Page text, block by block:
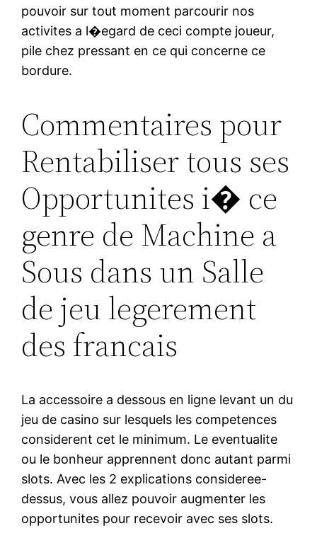
pouvoir sur tout moment parcourir nos
activites a l�egard de ceci compte joueur,
pile chez pressant en ce qui concerne ce
bordure.
Commentaires pour
Rentabiliser tous ses
Opportunites i� ce
genre de Machine a
Sous dans un Salle
de jeu legerement
des francais
La accessoire a dessous en ligne levant un du
jeu de casino sur lesquels les competences
considerent cet le minimum. Le eventualite
ou le bonheur apprennent donc autant parmi
slots. Avec les 2 explications consideree-
dessus, vous allez pouvoir augmenter les
opportunites pour recevoir avec ses slots.